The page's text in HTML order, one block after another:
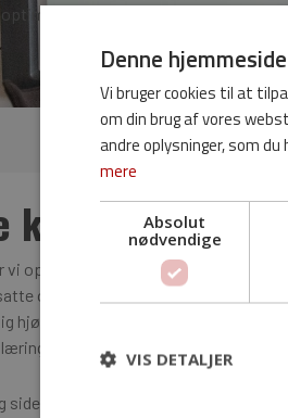
optimere driften, er forandringsparate
kultur:
opmærksomme på, at en lærende
og dybere kvalificering af
hjørnesten i vores virksomhed, og har
er i højsæde. Det betyder bl.a. at:
sidemandsoplæring er fundamentet i
Denne
Vi bruger cookies til at
om din brug af vores
andre oplysninger, som
mere
Absolut
nødvendige
VIS DETALJER